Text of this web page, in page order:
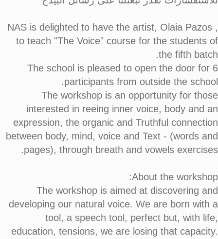
NAS is delighted to have the artist, Olaia Pazos ,
to teach "The Voice" course for the students of
the fifth batch.
The school is pleased to open the door for 6
participants from outside the school.
The workshop is an opportunity for those
interested in reeing inner voice, body and an
expression, the organic and Truthful connection
between body, mind, voice and Text - (words and
pages), through breath and vowels exercises.
About the workshop:
The workshop is aimed at discovering and
developing our natural voice. We are born with a
tool, a speech tool, perfect but, with life,
education, tensions, we are losing that capacity.